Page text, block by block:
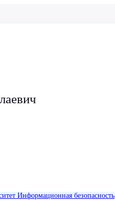
Информационная безопасность